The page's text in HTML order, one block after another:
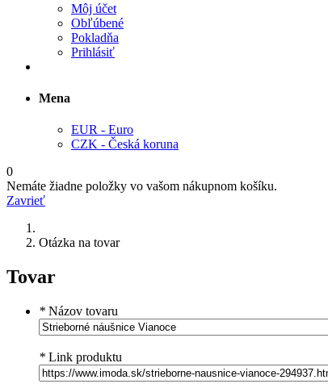
Môj účet
Obľúbené
Pokladňa
Prihlásiť
Mena
EUR - Euro
CZK - Česká koruna
0
Nemáte žiadne položky vo vašom nákupnom košíku.
Zavrieť
Otázka na tovar
Tovar
* Názov tovaru
* Link produktu